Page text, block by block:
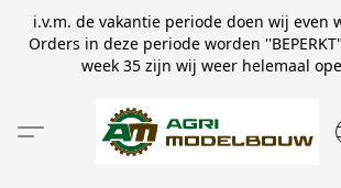
i.v.m. de vakantie periode doen wij even
Orders in deze periode worden
week 35 zijn wij weer helemaal